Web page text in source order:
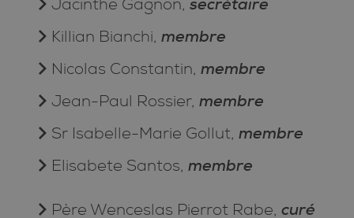
Jacinthe Gagnon,
Killian Bianchi, membre
Nicolas Constantin, membre
Jean-Paul Rossier, membre
Sr Isabelle-Marie Gollut, membre
Elisabete Santos, membre
Père Wenceslas Pierrot Rabe, curé